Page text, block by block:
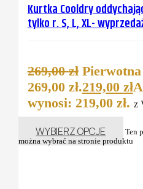
Kurtka Cooldry
tylko r. S, L, XL-
269,00zł Pierwotna
269,00 zł.219,00 zł
wynosi: 219,00 zł. z
WYBIERZ OPCJE
Ten
można wybrać na stronie produktu